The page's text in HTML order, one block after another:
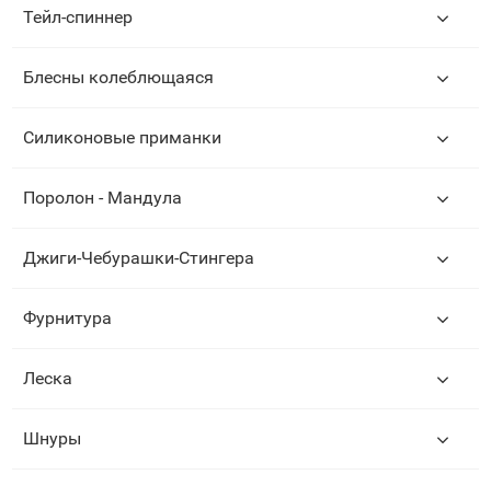
Тейл-спиннер
Блесны колеблющаяся
Силиконовые приманки
Поролон - Мандула
Джиги-Чебурашки-Стингера
Фурнитура
Леска
Шнуры